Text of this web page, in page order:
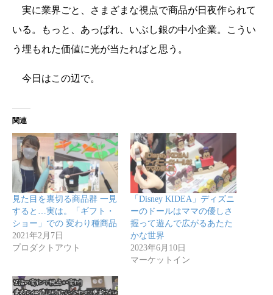
実に業界ごと、さまざまな視点で商品が日夜作られて
いる。もっと、あっぱれ、いぶし銀の中小企業。こうい
う埋もれた価値に光が当たればと思う。
今日はこの辺で。
関連
見た目を裏切る商品群 一見
すると…実は。「ギフト・
ショー」での 変わり種商品
2021年2月7日
プロダクトアウト
「Disney KIDEA」ディズニ
ーのドールはママの優しさ
握って遊んで広がるあたた
かな世界
2023年6月10日
マーケットイン